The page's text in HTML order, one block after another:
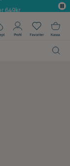
649kr
Profil Favoriter Kassa